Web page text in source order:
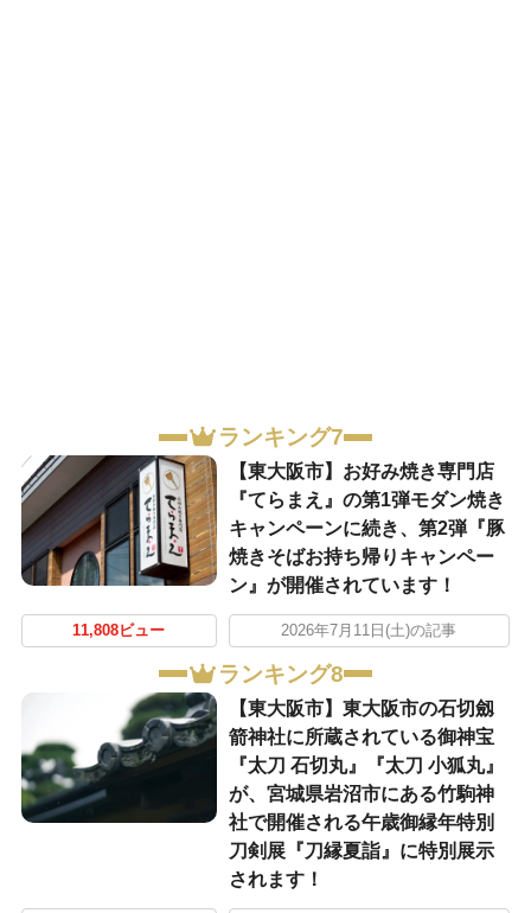
ランキング7
【東大阪市】お好み焼き専門店
『てらまえ』の第1弾モダン焼き
キャンペーンに続き、第2弾『豚
焼きそばお持ち帰りキャンペー
ン』が開催されています！
11,808ビュー 2026年7月11日(土)の記事
ランキング8
【東大阪市】東大阪市の石切劔
箭神社に所蔵されている御神宝
『太刀 石切丸』『太刀 小狐丸』
が、宮城県岩沼市にある竹駒神
社で開催される午歳御縁年特別
刀剣展『刀縁夏詣』に特別展示
されます！